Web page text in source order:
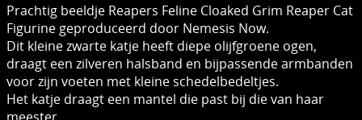
Prachtig beeldje Reapers Feline Cloaked Grim Reaper Cat
Figurine geproduceerd door Nemesis Now.
Dit kleine zwarte katje heeft diepe olijfgroene ogen,
draagt ​​een zilveren halsband en bijpassende armbanden
voor zijn voeten met kleine schedelbedeltjes.
Het katje draagt ​​een mantel die past bij die van haar